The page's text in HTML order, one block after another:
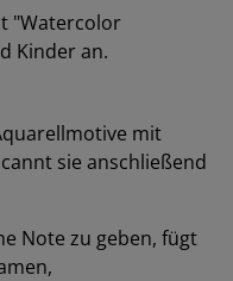
"Watercolor
Kinder an.
mit
sie anschließend
Note zu geben, fügt